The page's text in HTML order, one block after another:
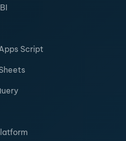
Script